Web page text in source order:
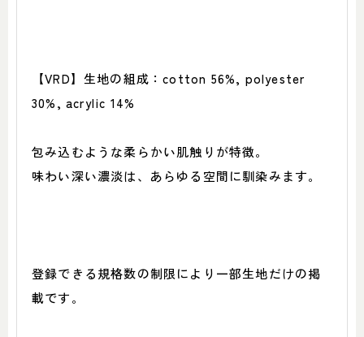
【VRD】生地の組成：cotton 56%, polyester
30%, acrylic 14%
包み込むような柔らかい肌触りが特徴。
味わい深い濃淡は、あらゆる空間に馴染みます。
登録できる規格数の制限により一部生地だけの掲
載です。